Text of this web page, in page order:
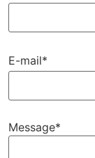
E-mail*
Message*